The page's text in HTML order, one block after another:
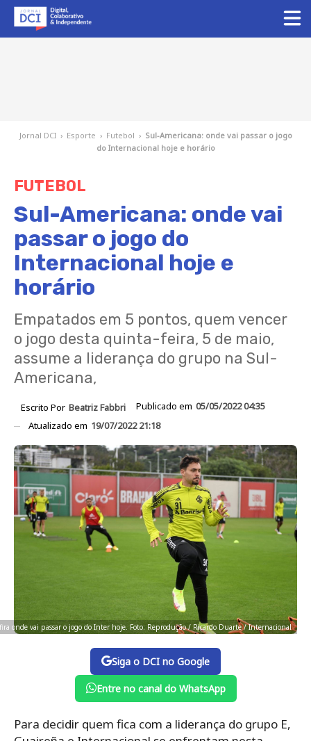
Jornal DCI › Esporte › Futebol › Sul-Americana: onde vai passar o jogo
do Internacional hoje e horário
FUTEBOL
Sul-Americana: onde vai
passar o jogo do
Internacional hoje e
horário
Empatados em 5 pontos, quem vencer
o jogo desta quinta-feira, 5 de maio,
assume a liderança do grupo na Sul-
Americana,
Escrito Por Beatriz Fabbri Publicado em 05/05/2022 04:35
Atualizado em 19/07/2022 21:18
onde vai passar o jogo do Inter hoje. Foto: Reprodução / Ricardo Duarte / Internacional
Siga o DCI no Google
Entre no canal do WhatsApp
Para decidir quem fica com a liderança do grupo E,